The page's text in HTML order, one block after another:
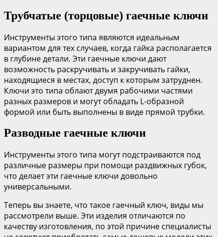
Трубчатые (торцовые) гаечные ключи
Инструменты этого типа являются идеальным
вариантом для тех случаев, когда гайка располагается
в глубине детали. Эти гаечные ключи дают
возможность раскручивать и закручивать гайки,
находящиеся в местах, доступ к которым затруднен.
Ключи это типа облают двумя рабочими частями
разных размеров и могут обладать L-образной
формой или быть выполнены в виде прямой трубки.
Разводные гаечные ключи
Инструменты этого типа могут подстраиваются под
различные размеры при помощи раздвижных губок,
что делает эти гаечные ключи довольно
универсальными.
Теперь вы знаете, что такое гаечный ключ, виды мы
рассмотрели выше. Эти изделия отличаются по
качеству изготовления, по этой причине специалисты